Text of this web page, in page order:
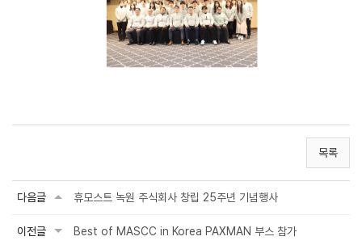
목록
다음글 휴모스트 녹원 주식회사 창립 25주년 기념행사
이전글 Best of MASCC in Korea PAXMAN 부스 참가